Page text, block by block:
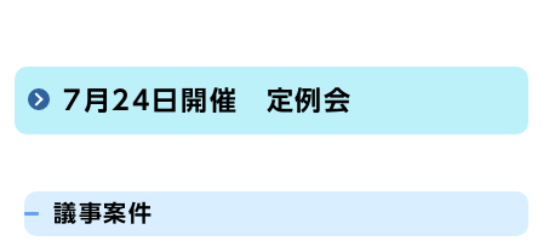
7月24日開催 定例会
議事案件